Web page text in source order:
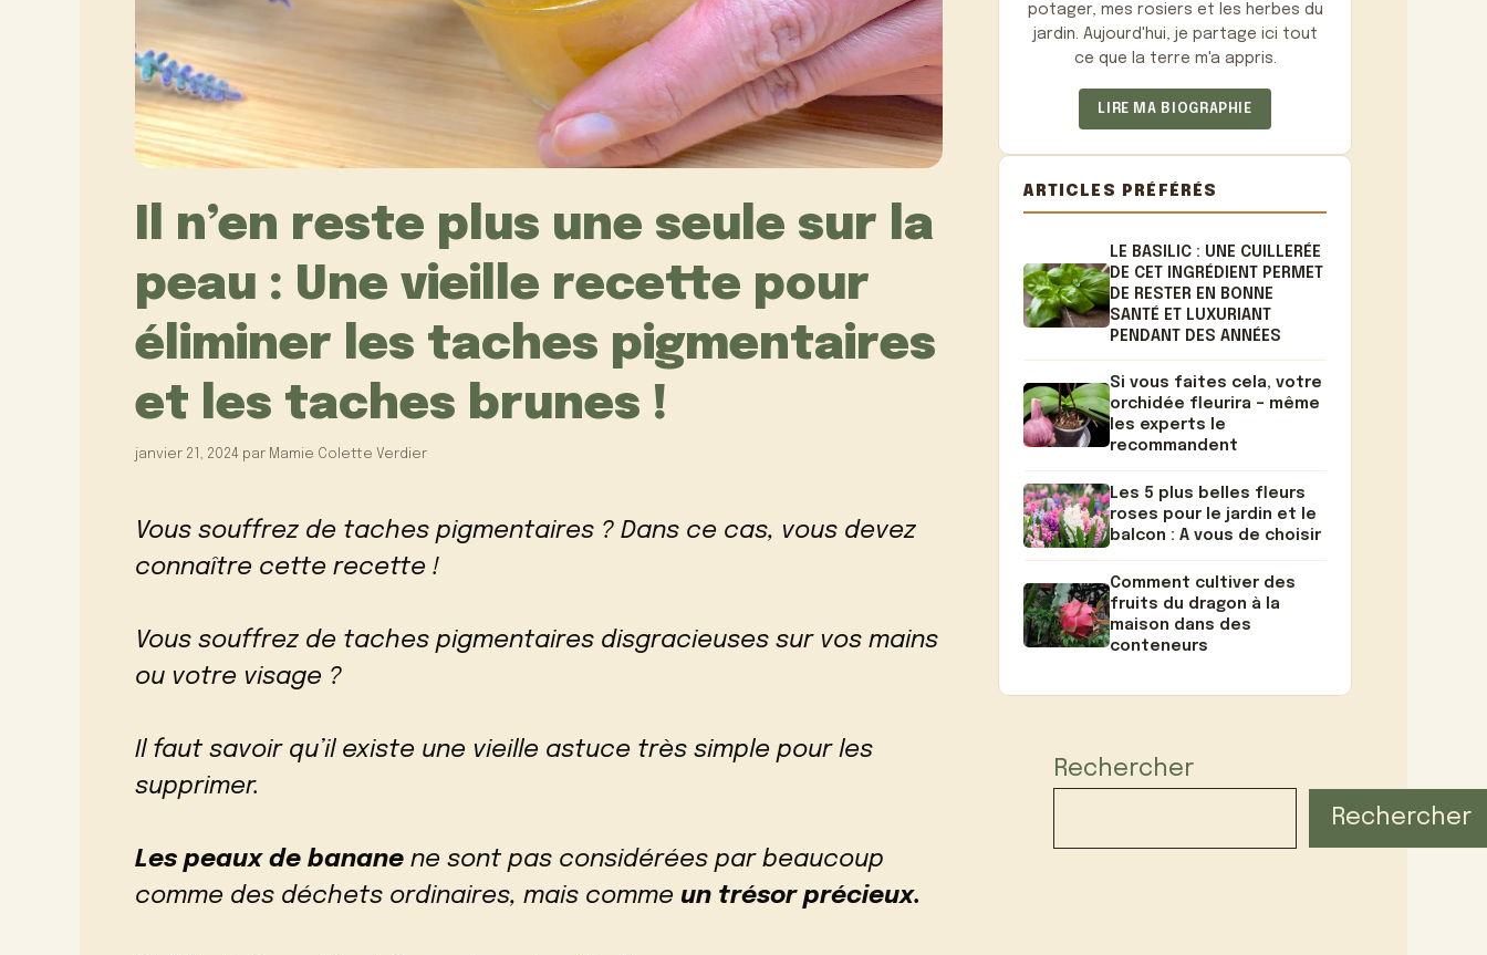
Il n’en reste plus une seule sur la
peau : Une vieille recette pour
éliminer les taches pigmentaires
et les taches brunes !
janvier 21, 2024 par Mamie Colette Verdier
Vous souffrez de taches pigmentaires ? Dans ce cas, vous devez
connaître cette recette !
Vous souffrez de taches pigmentaires disgracieuses sur vos mains
ou votre visage ?
Il faut savoir qu’il existe une vieille astuce très simple pour les
supprimer.
Les peaux de banane ne sont pas considérées par beaucoup
comme des déchets ordinaires, mais comme un trésor précieux.
potager, mes rosiers et les herbes du
jardin. Aujourd'hui, je partage ici tout
ce que la terre m'a appris.
LIRE MA BIOGRAPHIE
ARTICLES PRÉFÉRÉS
LE BASILIC : UNE CUILLERÉE
DE CET INGRÉDIENT PERMET
DE RESTER EN BONNE
SANTÉ ET LUXURIANT
PENDANT DES ANNÉES
Si vous faites cela, votre
orchidée fleurira – même
les experts le
recommandent
Les 5 plus belles fleurs
roses pour le jardin et le
balcon : A vous de choisir
Comment cultiver des
fruits du dragon à la
maison dans des
conteneurs
Rechercher
Rechercher